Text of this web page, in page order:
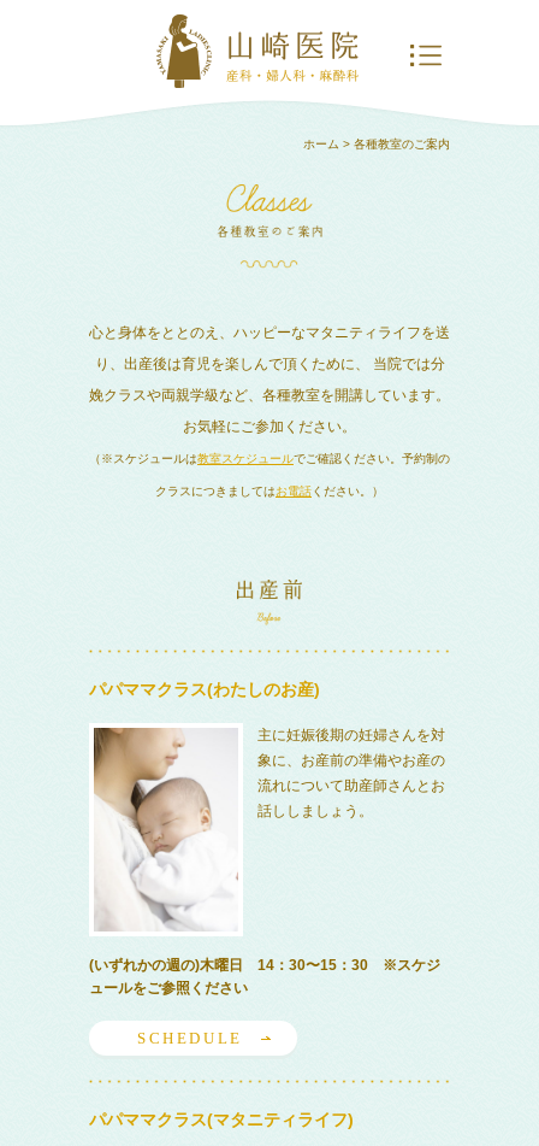
ホーム > 各種教室のご案内
心と身体をととのえ、ハッピーなマタニティライフを送
り、出産後は育児を楽しんで頂くために、
当院では分
娩クラスや両親学級など、各種教室を開講しています。
お気軽にご参加ください。
（※スケジュールは教室スケジュールでご確認ください。予約制の
クラスにつきましてはお電話ください。）
パパママクラス(わたしのお産)
主に妊娠後期の妊婦さんを対
象に、お産前の準備やお産の
流れについて助産師さんとお
話ししましょう。
(いずれかの週の)木曜日 14：30〜15：30 ※スケジ
ュールをご参照ください
SCHEDULE
パパママクラス(マタニティライフ)